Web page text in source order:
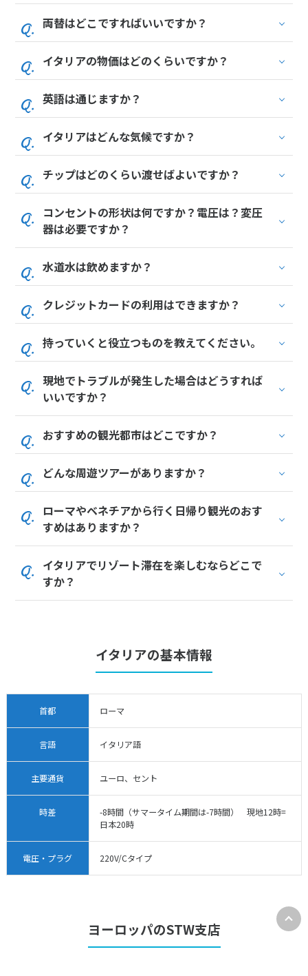
両替はどこですればいいですか？
イタリアの物価はどのくらいですか？
英語は通じますか？
イタリアはどんな気候ですか？
チップはどのくらい渡せばよいですか？
コンセントの形状は何ですか？電圧は？変圧
器は必要ですか？
水道水は飲めますか？
クレジットカードの利用はできますか？
持っていくと役立つものを教えてください。
現地でトラブルが発生した場合はどうすれば
いいですか？
おすすめの観光都市はどこですか？
どんな周遊ツアーがありますか？
ローマやベネチアから行く日帰り観光のおす
すめはありますか？
イタリアでリゾート滞在を楽しむならどこで
すか？
イタリアの基本情報
首都 ローマ
言語 イタリア語
主要通貨 ユーロ、セント
時差
-8時間（サマータイム期間は-7時間） 現地12時=
日本20時
電圧・プラグ 220V/Cタイプ
ヨーロッパのSTW支店